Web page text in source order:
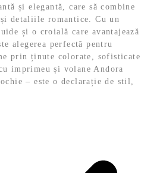
și elegantă, care să combine
detaliile romantice. Cu un
și o croială care avantajează
alegerea perfectă pentru
prin ținute colorate, sofisticate
imprimeu și volane Andora
– este o declarație de stil,